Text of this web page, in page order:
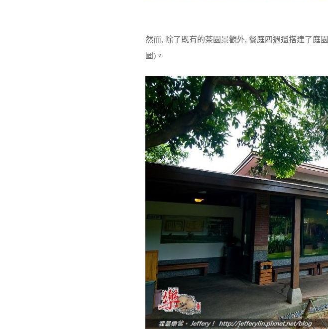
然而, 除了既有的茶園景觀外, 餐庭四週還搭建了庭
圖)。